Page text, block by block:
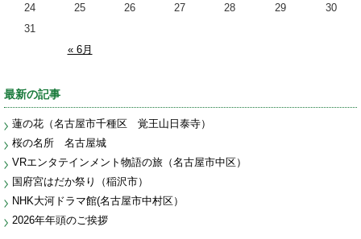
« 6月
24
25 26 27 28 29
30
31
最新の記事
蓮の花（名古屋市千種区 覚王山日泰寺）
桜の名所 名古屋城
VRエンタテインメント物語の旅（名古屋市中区）
国府宮はだか祭り（稲沢市）
NHK大河ドラマ館(名古屋市中村区）
2026年年頭のご挨拶